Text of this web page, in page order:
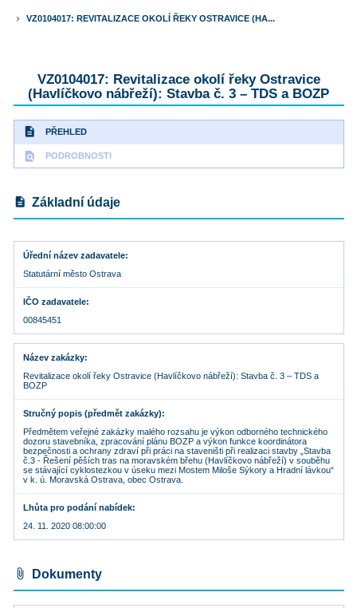
keyboard_arrow_right VZ0104017: REVITALIZACE OKOLÍ ŘEKY OSTRAVICE (HA...
VZ0104017: Revitalizace okolí řeky Ostravice
(Havlíčkovo nábřeží): Stavba č. 3 – TDS a BOZP
description PŘEHLED
find_in_page PODROBNOSTI
description Základní údaje
Úřední název zadavatele
Statutární město Ostrava
IČO zadavatele
00845451
Název zakázky
Revitalizace okolí řeky Ostravice (Havlíčkovo nábřeží): Stavba č. 3 – TDS a
BOZP
Stručný popis (předmět zakázky)
Předmětem veřejné zakázky malého rozsahu je výkon odborného technického
dozoru stavebníka, zpracování plánu BOZP a výkon funkce koordinátora
bezpečnosti a ochrany zdraví při práci na staveništi při realizaci stavby „Stavba
č.3 - Řešení pěších tras na moravském břehu (Havlíčkovo nábřeží) v souběhu
se stávající cyklostezkou v úseku mezi Mostem Miloše Sýkory a Hradní lávkou“
v k. ú. Moravská Ostrava, obec Ostrava.
Lhůta pro podání nabídek
24. 11. 2020 08:00:00
attach_file Dokumenty